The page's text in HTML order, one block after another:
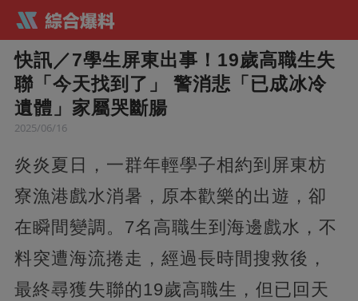
快訊／7學生屏東出事！19歲高職生失
聯「今天找到了」 警消悲「已成冰冷
遺體」家屬哭斷腸
2025/06/16
炎炎夏日，一群年輕學子相約到屏東枋
寮漁港戲水消暑，原本歡樂的出遊，卻
在瞬間變調。7名高職生到海邊戲水，不
料突遭海流捲走，經過長時間搜救後，
最終尋獲失聯的19歲高職生，但已回天